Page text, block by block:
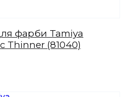
фарби Tamiya
Thinner (81040)